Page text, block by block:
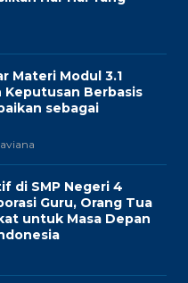
Materi Modul 3.1
Keputusan Berbasis
sebagai
di SMP Negeri 4
Guru, Orang Tua
untuk Masa Depan